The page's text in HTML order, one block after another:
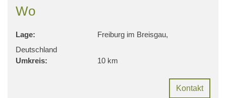
Wo
Lage:
Freiburg im Breisgau,
Deutschland
Umkreis:
10 km
Kontakt